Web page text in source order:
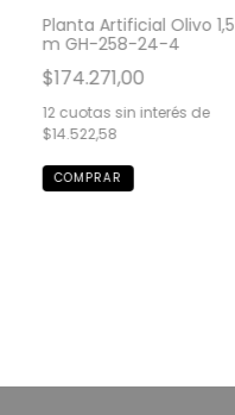
Planta Artificial Olivo 1,5
m GH-258-24-4
$174.271,00
12 cuotas sin interés de
$14.522,58